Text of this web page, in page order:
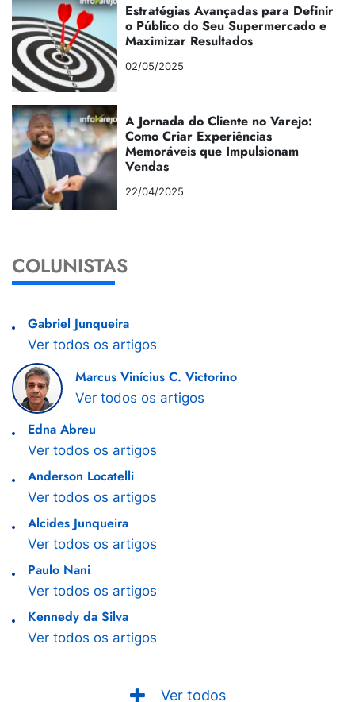
Estratégias Avançadas para Definir
o Público do Seu Supermercado e
Maximizar Resultados
02/05/2025
A Jornada do Cliente no Varejo:
Como Criar Experiências
Memoráveis que Impulsionam
Vendas
22/04/2025
COLUNISTAS
Gabriel Junqueira
Ver todos os artigos
Marcus Vinícius C. Victorino
Ver todos os artigos
Edna Abreu
Ver todos os artigos
Anderson Locatelli
Ver todos os artigos
Alcides Junqueira
Ver todos os artigos
Paulo Nani
Ver todos os artigos
Kennedy da Silva
Ver todos os artigos
Ver todos